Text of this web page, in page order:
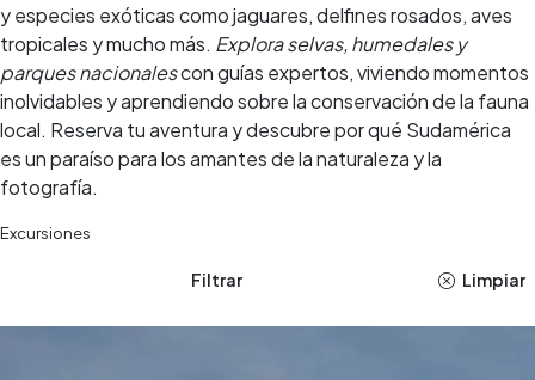
y especies exóticas como jaguares, delfines rosados, aves
tropicales y mucho más. Explora selvas, humedales y
parques nacionalescon guías expertos, viviendo momentos
inolvidables y aprendiendo sobre la conservación de la fauna
local. Reserva tu aventura y descubre por qué Sudamérica
es un paraíso para los amantes de la naturaleza y la
fotografía.
Excursiones
Filtrar Limpiar